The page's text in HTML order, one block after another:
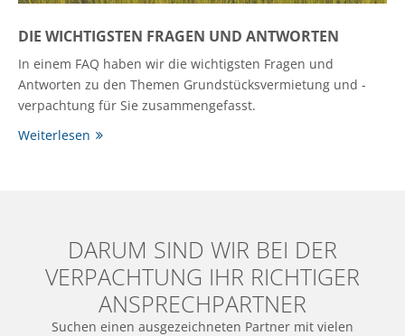
DIE WICHTIGSTEN FRAGEN UND ANTWORTEN
In einem FAQ haben wir die wichtigsten Fragen und
Antworten zu den Themen Grundstücksvermietung und -
verpachtung für Sie zusammengefasst.
Weiterlesen
DARUM SIND WIR BEI DER
VERPACHTUNG IHR RICHTIGER
ANSPRECHPARTNER
Suchen einen ausgezeichneten Partner mit vielen